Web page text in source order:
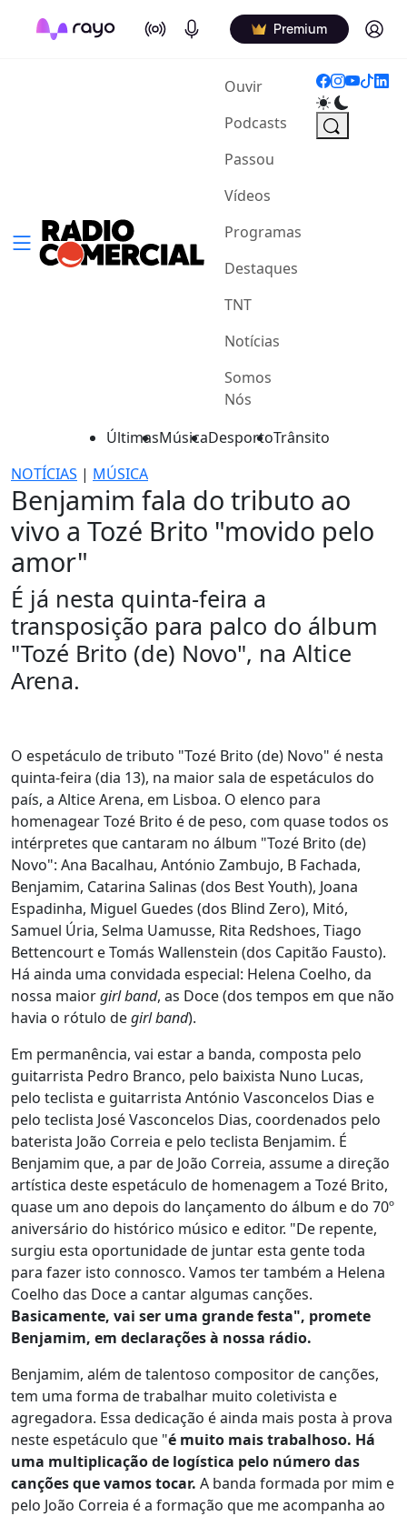
On Air Podcasts Premium Log in
Ouvir(current)
Podcasts
Passou
Vídeos
Programas
Destaques
TNT
Notícias
Somos
Nós
ÚltimasMúsicaDesportoTrânsito
NOTÍCIAS | MÚSICA
Benjamim fala do tributo ao
vivo a Tozé Brito "movido pelo
amor"
É já nesta quinta-feira a
transposição para palco do álbum
"Tozé Brito (de) Novo", na Altice
Arena.
O espetáculo de tributo "Tozé Brito (de) Novo" é nesta
quinta-feira (dia 13), na maior sala de espetáculos do
país, a Altice Arena, em Lisboa. O elenco para
homenagear Tozé Brito é de peso, com quase todos os
intérpretes que cantaram no álbum "Tozé Brito (de)
Novo": Ana Bacalhau, António Zambujo, B Fachada,
Benjamim, Catarina Salinas (dos Best Youth), Joana
Espadinha, Miguel Guedes (dos Blind Zero), Mitó,
Samuel Úria, Selma Uamusse, Rita Redshoes, Tiago
Bettencourt e Tomás Wallenstein (dos Capitão Fausto).
Há ainda uma convidada especial: Helena Coelho, da
nossa maiorgirl band, as Doce (dos tempos em que não
havia o rótulo degirl band).
Em permanência, vai estar a banda, composta pelo
guitarrista Pedro Branco, pelo baixista Nuno Lucas,
pelo teclista e guitarrista António Vasconcelos Dias e
pelo teclista José Vasconcelos Dias, coordenados pelo
baterista João Correia e pelo teclista Benjamim. É
Benjamim que, a par de João Correia, assume a direção
artística deste espetáculo de homenagem a Tozé Brito,
quase um ano depois do lançamento do álbum e do 70º
aniversário do histórico músico e editor. "De repente,
surgiu esta oportunidade de juntar esta gente toda
para fazer isto connosco. Vamos ter também a Helena
Coelho das Doce a cantar algumas canções.
Basicamente, vai ser uma grande festa", promete
Benjamim, em declarações à nossa rádio.
Benjamim, além de talentoso compositor de canções,
tem uma forma de trabalhar muito coletivista e
agregadora. Essa dedicação é ainda mais posta à prova
neste espetáculo que "é muito mais trabalhoso. Há
uma multiplicação de logística pelo número das
canções que vamos tocar. A banda formada por mim e
pelo João Correia é a formação que me acompanha ao